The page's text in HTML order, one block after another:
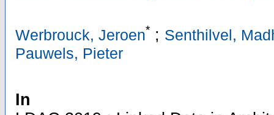
Werbrouck, Jeroen* ; Senthilvel,
Pauwels, Pieter
In